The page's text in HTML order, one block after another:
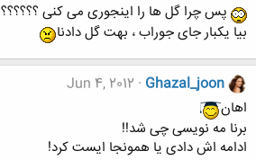
پس چرا گل ها را اینجوری می کنی ؟؟؟؟؟؟
بیا یکبار جای جوراب ، بهت گل دادنا
Ghazal_joon
Jun 4, 2012
اهان
برنا مه نویسی چی شد!!
ادامه اش دادی یا همونجا ایست کرد!